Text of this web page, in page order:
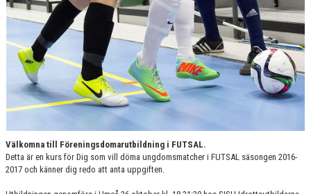
MEDLEMSKAP
VÅRA LAG/LEDARE
MATCHER
LÄNKAR
KONTAKT
DOKUMENT
Välkomna till Föreningsdomarutbildning i FUTSAL.
Detta är en kurs för Dig som vill döma ungdomsmatcher i FUTSAL säsongen 2016-
2017 och känner dig redo att anta uppgiften.